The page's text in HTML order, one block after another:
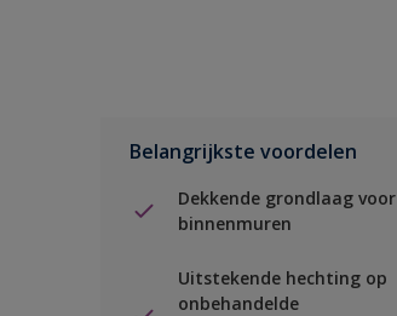
Belangrijkste voordelen
Dekkende grondlaag voor
binnenmuren
Uitstekende hechting op
onbehandelde